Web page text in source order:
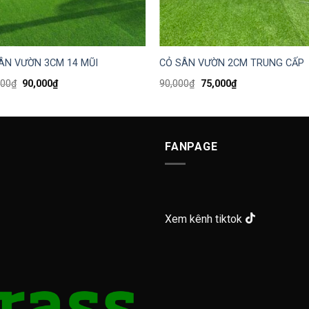
VƯỜN 3CM 14 MŨI
₫ 90,000₫
CỎ SÂN VƯỜN 2CM TRUNG CẤP
90,000₫ 75,000₫
FANPAGE
Xem kênh tiktok